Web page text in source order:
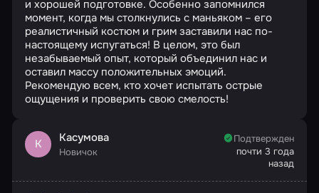
и хорошей подготовке. Особенно запомнился
момент, когда мы столкнулись с маньяком – его
реалистичный костюм и грим заставили нас по-
настоящему испугаться! В целом, это был
незабываемый опыт, который объединил нас и
оставил массу положительных эмоций.
Рекомендую всем, кто хочет испытать острые
ощущения и проверить свою смелость!
К Касумова
Новичок
Подтвержден
почти 3 года
назад